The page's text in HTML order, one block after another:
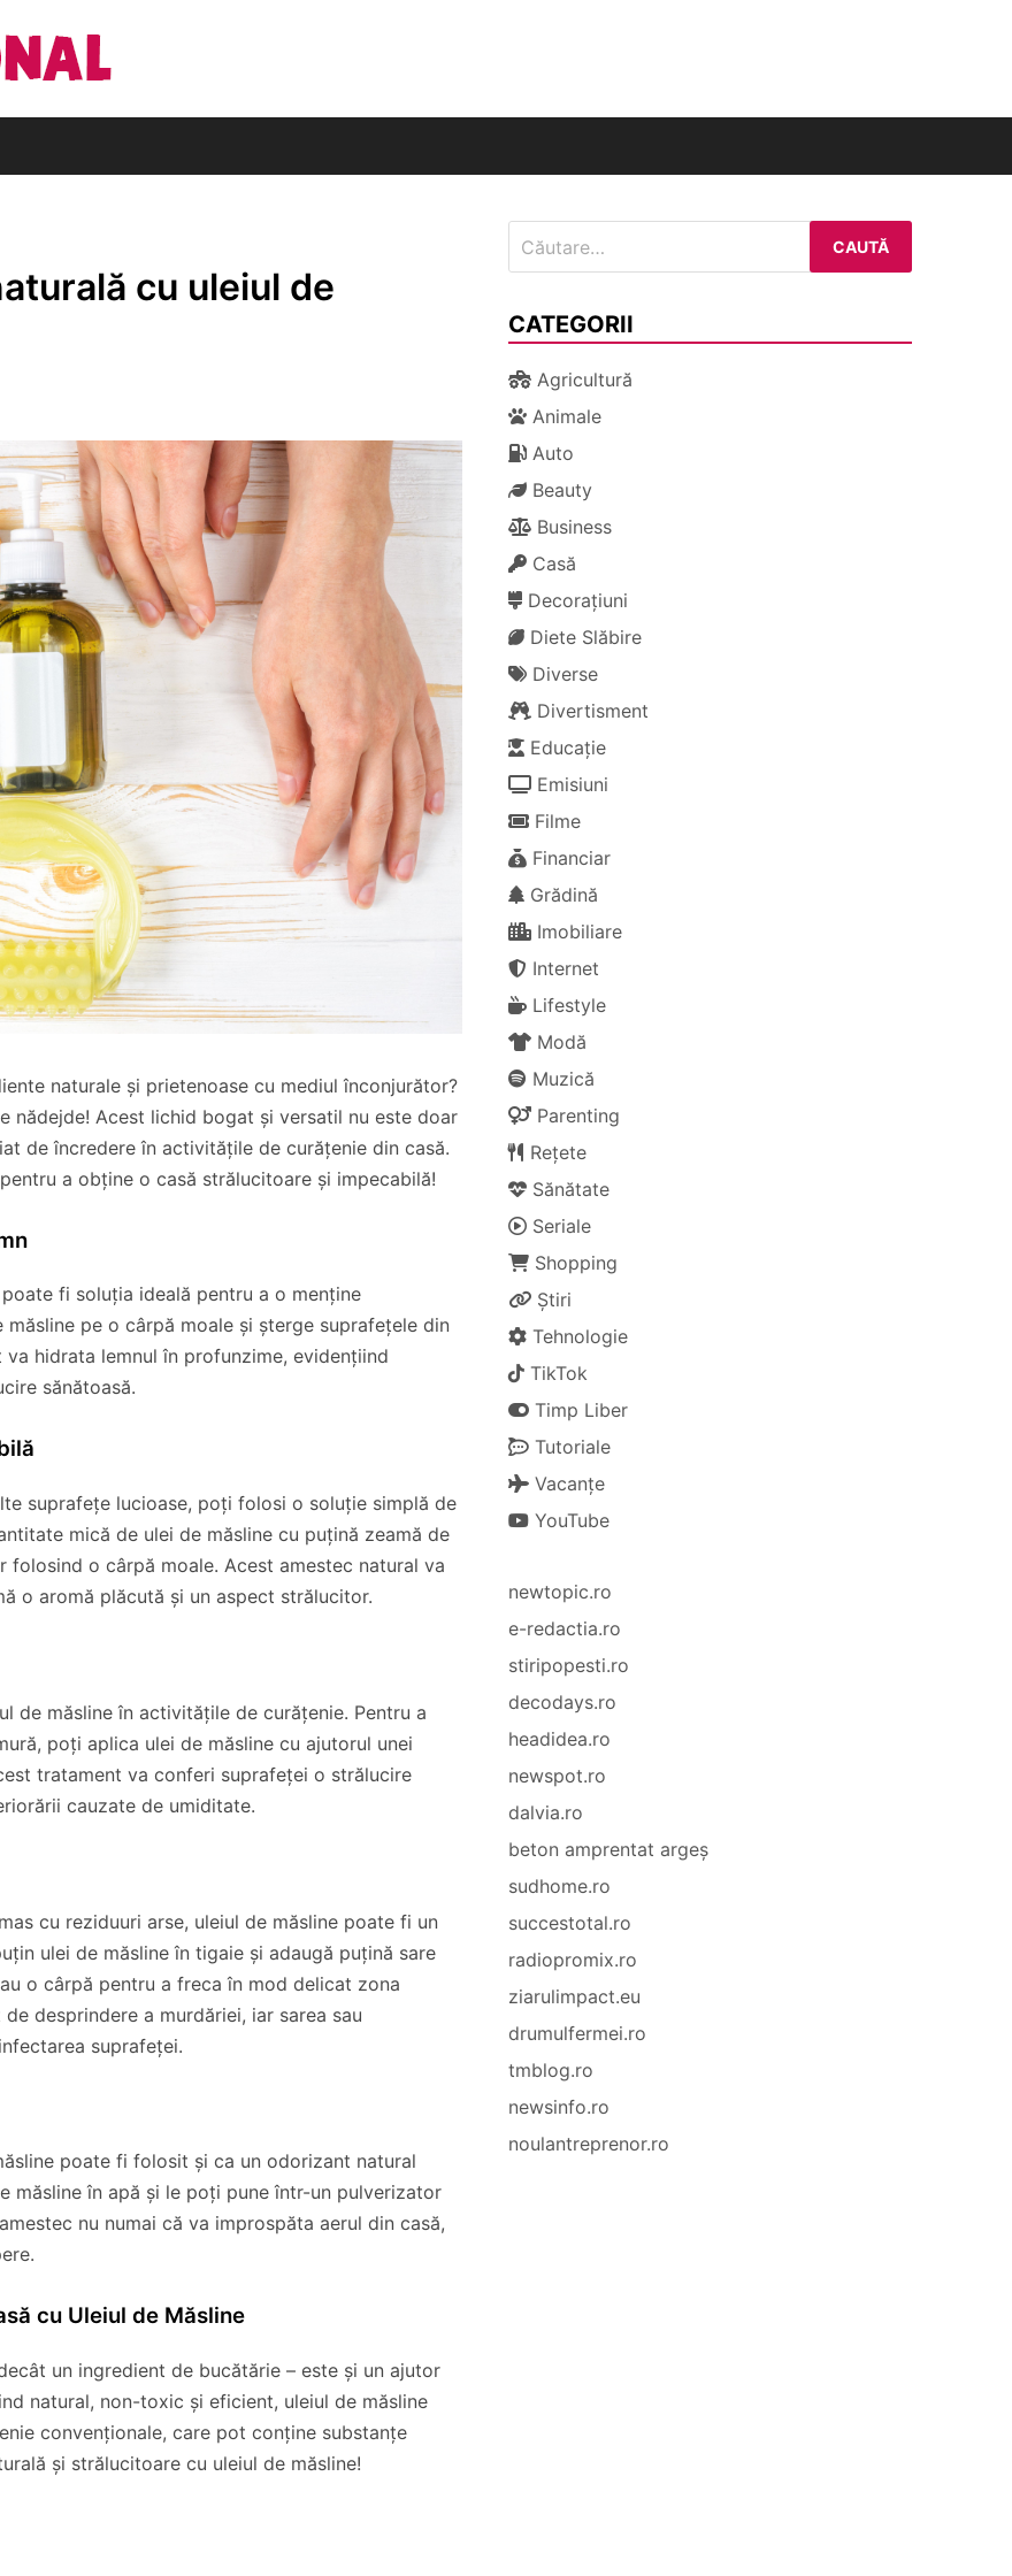
Editura Național
cu uleiul de
naturale și prietenoase cu mediul înconjurător?
nădejde! Acest lichid bogat și versatil nu este doar
de încredere în activitățile de curățenie din casă.
a obține o casă strălucitoare și impecabilă!
fi soluția ideală pentru a o menține
pe o cârpă moale și șterge suprafețele din
hidrata lemnul în profunzime, evidențiind
sănătoasă.
suprafețe lucioase, poți folosi o soluție simplă de
mică de ulei de măsline cu puțină zeamă de
o cârpă moale. Acest amestec natural va
o aromă plăcută și un aspect strălucitor.
de măsline în activitățile de curățenie. Pentru a
poți aplica ulei de măsline cu ajutorul unei
tratament va conferi suprafeței o strălucire
cauzate de umiditate.
cu reziduuri arse, uleiul de măsline poate fi un
ulei de măsline în tigaie și adaugă puțină sare
o cârpă pentru a freca în mod delicat zona
desprindere a murdăriei, iar sarea sau
suprafeței.
poate fi folosit și ca un odorizant natural
măsline în apă și le poți pune într-un pulverizator
nu numai că va improspăta aerul din casă,
cu Uleiul de Măsline
un ingredient de bucătărie – este și un ajutor
natural, non-toxic și eficient, uleiul de măsline
convenționale, care pot conține substanțe
și strălucitoare cu uleiul de măsline!
după:
CATEGORII
Agricultură
Animale
Auto
Beauty
Business
Casă
Decorațiuni
Diete Slăbire
Diverse
Divertisment
Educație
Emisiuni
Filme
Financiar
Grădină
Imobiliare
Internet
Lifestyle
Modă
Muzică
Parenting
Rețete
Sănătate
Seriale
Shopping
Știri
Tehnologie
TikTok
Timp Liber
Tutoriale
Vacanțe
YouTube
newtopic.ro
e-redactia.ro
stiripopesti.ro
decodays.ro
headidea.ro
newspot.ro
dalvia.ro
beton amprentat argeș
sudhome.ro
succestotal.ro
radiopromix.ro
ziarulimpact.eu
drumulfermei.ro
tmblog.ro
newsinfo.ro
noulantreprenor.ro